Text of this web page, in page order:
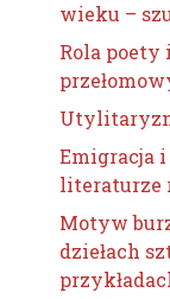
wieku –
Rola poety
Emigracja
literaturze
Motyw
dziełach